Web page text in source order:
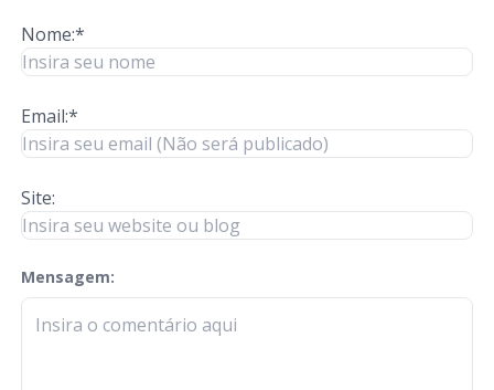
Nome:*
Email:*
Site:
Mensagem:
check-terms